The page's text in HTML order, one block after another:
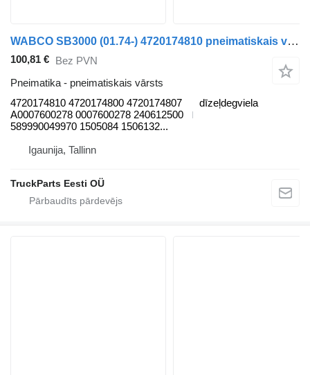
WABCO SB3000 (01.74-) 4720174810 pneimatiskais vārsts paredzēts DAF MB, B, FHD, EOS, DB, SB Bus (1970-2001) autobusa
100,81 € Bez PVN
Pneimatika - pneimatiskais vārsts
4720174810 4720174800 4720174807
A0007600278 0007600278 240612500
589990049970 1505084 1506132...
dīzeļdegviela
Igaunija, Tallinn
TruckParts Eesti OÜ